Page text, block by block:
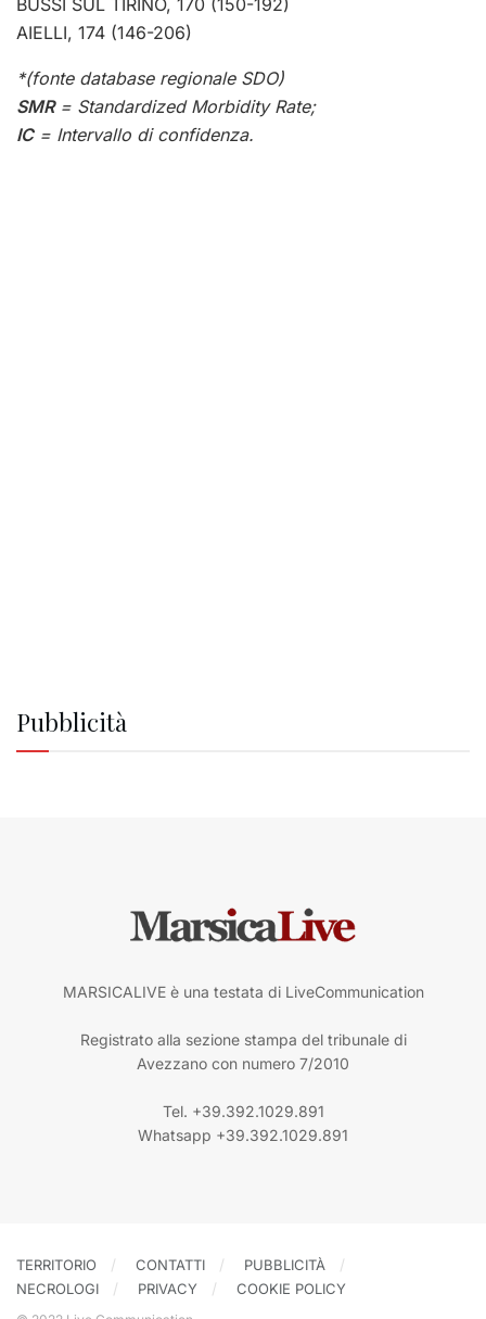
BUSSI SUL TIRINO, 170 (150-192)
AIELLI, 174 (146-206)
*(fonte database regionale SDO)
SMR= Standardized Morbidity Rate;
IC= Intervallo di confidenza.
Pubblicità
MARSICALIVE è una testata di LiveCommunication
Registrato alla sezione stampa del tribunale di
Avezzano con numero 7/2010
Tel. +39.392.1029.891
Whatsapp +39.392.1029.891
TERRITORIO CONTATTI
PUBBLICITÀ
NECROLOGI
PRIVACY COOKIE POLICY